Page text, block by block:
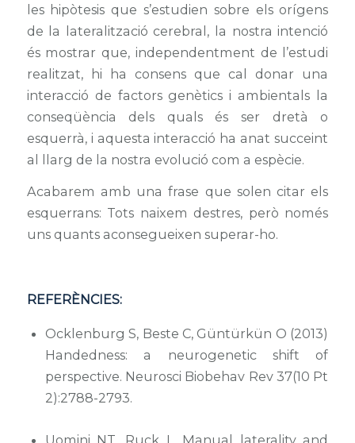
les hipòtesis que s’estudien sobre els orígens
de la lateralització cerebral, la nostra intenció
és mostrar que, independentment de l’estudi
realitzat, hi ha consens que cal donar una
interacció de factors genètics i ambientals la
conseqüència dels quals és ser dretà o
esquerrà, i aquesta interacció ha anat succeint
al llarg de la nostra evolució com a espècie.
Acabarem amb una frase que solen citar els
esquerrans: Tots naixem destres, però només
uns quants aconsegueixen superar-ho.
REFERÈNCIES:
Ocklenburg S, Beste C, Güntürkün O (2013)
Handedness: a neurogenetic shift of
perspective. Neurosci Biobehav Rev 37(10 Pt
2):2788-2793.